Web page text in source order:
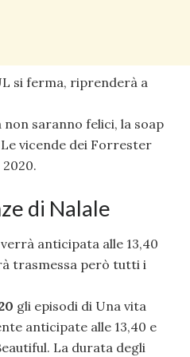
si ferma, riprenderà a
non saranno felici, la soap
vicende dei Forrester
di Nalale
anticipata alle 13,40
trasmessa però tutti i
gli episodi di Una vita
anticipate alle 13,40 e
La durata degli